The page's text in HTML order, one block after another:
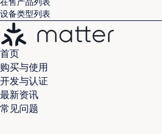
在售产品列表
设备类型列表
首页
购买与使用
开发与认证
最新资讯
常见问题